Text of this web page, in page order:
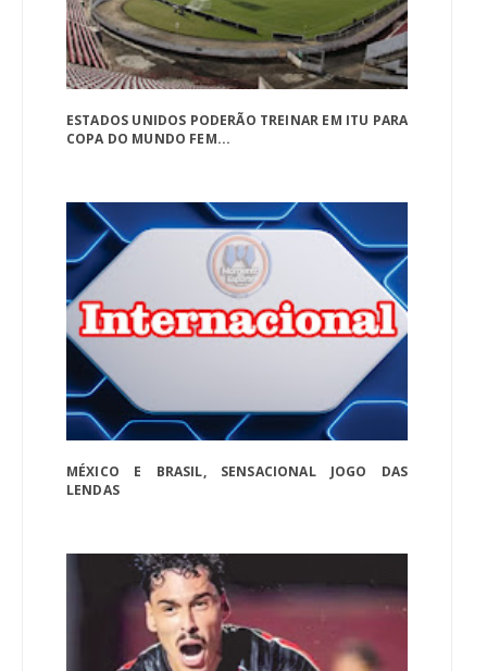
ESTADOS UNIDOS PODERÃO TREINAR EM ITU PARA
COPA DO MUNDO FEM...
MÉXICO E BRASIL, SENSACIONAL JOGO DAS
LENDAS